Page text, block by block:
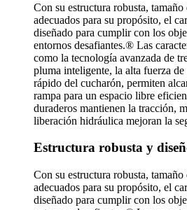
Con su estructura robusta,
adecuados para su propósito, el
diseñado para cumplir con los
entornos desafiantes.® Las
como la tecnología avanzada de
pluma inteligente, la alta fuerza
rápido del cucharón, permiten
rampa para un espacio libre
duraderos mantienen la tracción,
liberación hidráulica mejoran la
Estructura robusta y
Con su estructura robusta,
adecuados para su propósito, el
diseñado para cumplir con los